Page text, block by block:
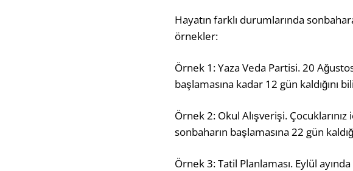
Hayatın farklı durumlarında
örnekler:
Örnek 1: Yaza Veda Partisi. 20
başlamasına kadar 12 gün kaldığını
Örnek 2: Okul Alışverişi.
sonbaharın başlamasına 22 gün
Örnek 3: Tatil Planlaması. Eylül